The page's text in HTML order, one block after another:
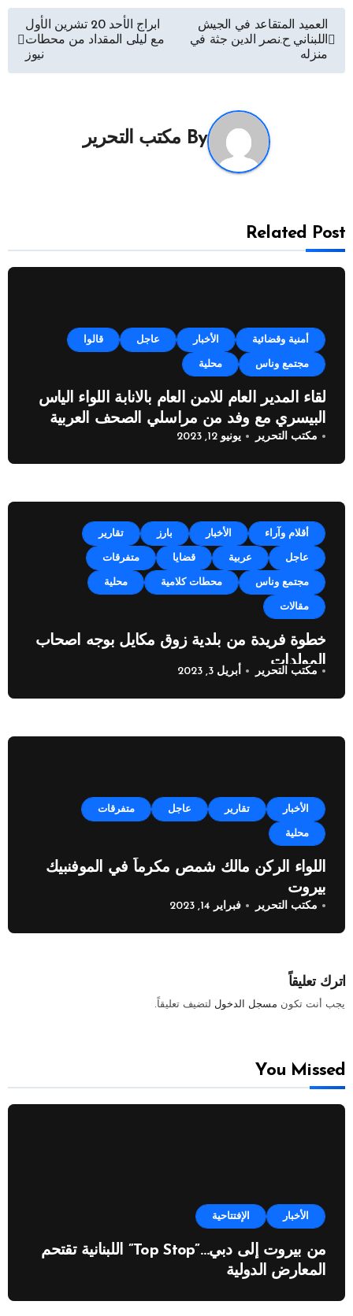
تصفّح
المقالات
العميد المتقاعد في الجيش
اللبناني ح.نصر الدين جثة في
منزله
ابراج الأحد 20 تشرين الأول
مع ليلى المقداد من محطات
نيوز
By مكتب التحرير
Related Post
أمنية وقضائية الأخبار عاجل قالوا
مجتمع وناس محلية
لقاء المدير العام للامن العام بالانابة اللواء الياس
البيسري مع وفد من مراسلي الصحف العربية
مكتب التحرير يونيو 12, 2023
أقلام وآراء الأخبار بارز تقارير
عاجل عربية قضايا متفرقات
مجتمع وناس محطات كلامية محلية
مقالات
خطوة فريدة من بلدية زوق مكايل بوجه اصحاب
المولدات
مكتب التحرير أبريل 3, 2023
الأخبار تقارير عاجل متفرقات
محلية
اللواء الركن مالك شمص مكرماً في الموفنبيك
بيروت
مكتب التحرير فبراير 14, 2023
اترك تعليقاً
يجب أنت تكون مسجل الدخول لتضيف تعليقاً.
You Missed
الأخبار الإفتتاحية
من بيروت إلى دبي…”Top Stop” اللبنانية تقتحم
المعارض الدولية